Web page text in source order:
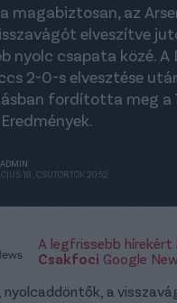
magabiztosan, az
elveszítve
nyolc csapata közé. A
2-0-s elvesztése
fordította meg a
18., CSÜTÖRTÖK 20:52
A legfrissebb hírekért
Csakfoci Google
nyolcaddöntők, a